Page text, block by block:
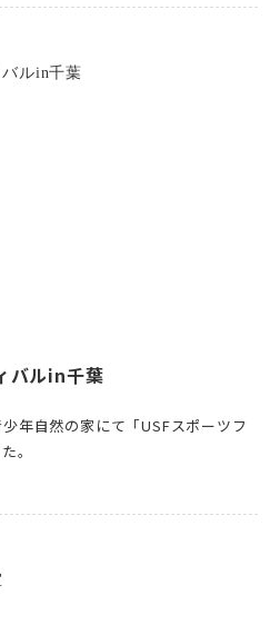
バルin千葉
年自然の家にて「USFスポーツフ
。